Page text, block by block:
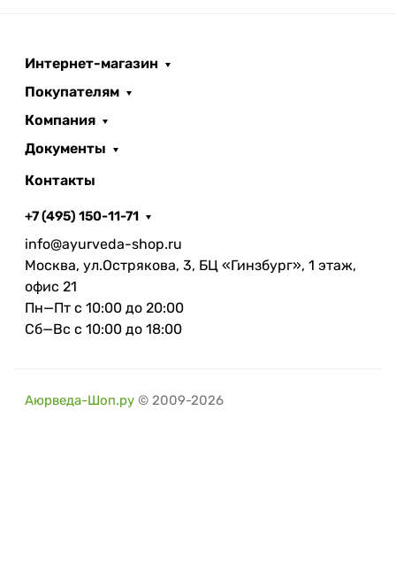
Интернет-магазин
Покупателям
Компания
Документы
Контакты
+7 (495) 150-11-71
info@ayurveda-shop.ru
Москва, ул.Острякова, 3, БЦ «Гинзбург», 1 этаж,
офис 21
Пн—Пт с 10:00 до 20:00
Сб—Вс с 10:00 до 18:00
Аюрведа-Шоп.ру © 2009-2026